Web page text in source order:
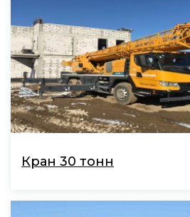
Кран 30 тонн